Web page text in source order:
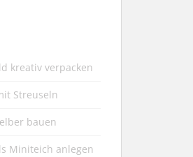
kreativ verpacken
Streuseln
bauen
Miniteich anlegen